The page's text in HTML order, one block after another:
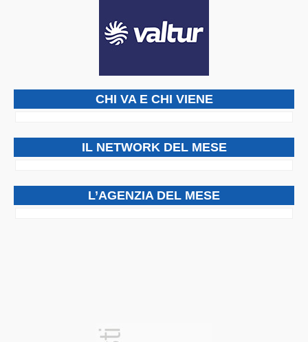
CHI VA E CHI VIENE
IL NETWORK DEL MESE
L’AGENZIA DEL MESE